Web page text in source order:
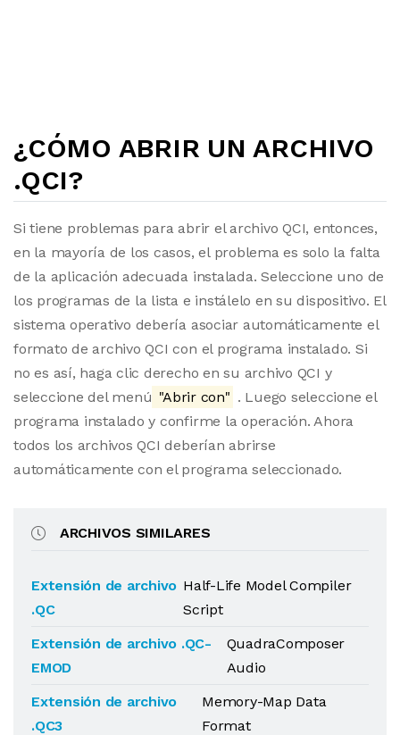
¿CÓMO ABRIR UN ARCHIVO
.QCI?
Si tiene problemas para abrir el archivo QCI, entonces,
en la mayoría de los casos, el problema es solo la falta
de la aplicación adecuada instalada. Seleccione uno de
los programas de la lista e instálelo en su dispositivo. El
sistema operativo debería asociar automáticamente el
formato de archivo QCI con el programa instalado. Si
no es así, haga clic derecho en su archivo QCI y
seleccione del menú "Abrir con" . Luego seleccione el
programa instalado y confirme la operación. Ahora
todos los archivos QCI deberían abrirse
automáticamente con el programa seleccionado.
ARCHIVOS SIMILARES
Extensión de archivo
.QC
Half-Life Model Compiler
Script
Extensión de archivo .QC-
EMOD
QuadraComposer
Audio
Extensión de archivo
.QC3
Memory-Map Data
Format